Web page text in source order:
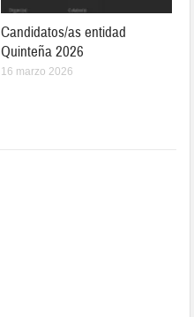
Candidatos/as entidad
Quinteña 2026
16 marzo 2026